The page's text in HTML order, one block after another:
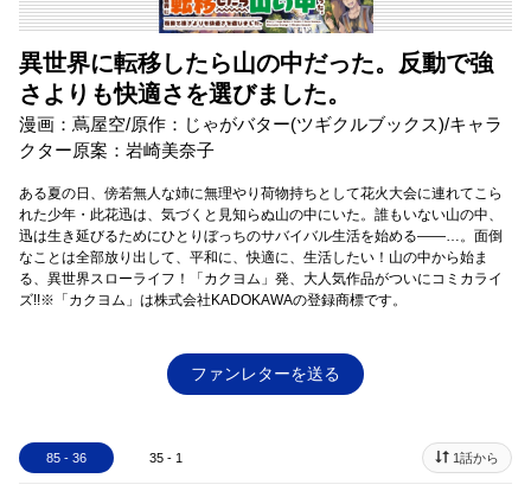
異世界に転移したら山の中だった。反動で強
さよりも快適さを選びました。
漫画：蔦屋空/原作：じゃがバター(ツギクルブックス)/キャラ
クター原案：岩崎美奈子
ある夏の日、傍若無人な姉に無理やり荷物持ちとして花火大会に連れてこら
れた少年・此花迅は、気づくと見知らぬ山の中にいた。誰もいない山の中、
迅は生き延びるためにひとりぼっちのサバイバル生活を始める――…。面倒
なことは全部放り出して、平和に、快適に、生活したい！山の中から始ま
る、異世界スローライフ！「カクヨム」発、大人気作品がついにコミカライ
ズ!!※「カクヨム」は株式会社KADOKAWAの登録商標です。
ファンレターを送る
85 - 36 35 - 1 1話から